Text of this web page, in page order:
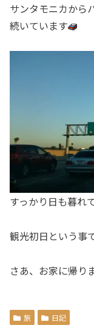
サンタモニカから
続いています
すっかり日も暮れ
観光初日という事
さあ、お家に帰り
旅 日記